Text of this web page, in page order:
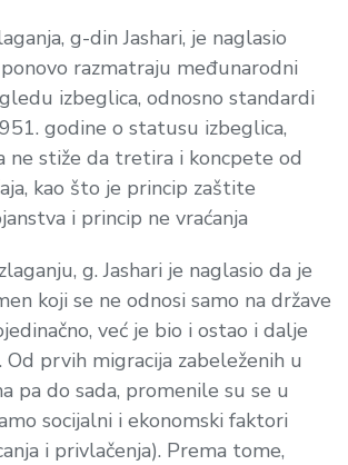
g-din Jashari, je naglasio
razmatraju međunarodni
izbeglica, odnosno standardi
godine o statusu izbeglica,
ne stiže da tretira i koncpete od
kao što je princip zaštite
i princip ne vraćanja
g. Jashari je naglasio da je
koji se ne odnosi samo na države
već je bio i ostao i dalje
prvih migracija zabeleženih u
pa do sada, promenile su se u
socijalni i ekonomski faktori
i privlačenja). Prema tome,